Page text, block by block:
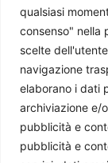
qualsiasi
consenso" nella
scelte
navigazione
elaborano i dati
archiviazione e/
pubblicità e
pubblicità e
Messico, La fine
Valerio Caccavale - 16